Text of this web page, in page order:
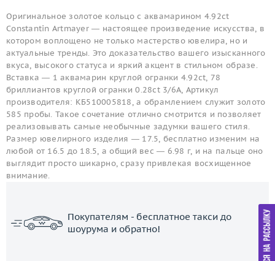
Оригинальное золотое кольцо с аквамарином 4.92ct
Constantin Artmayer — настоящее произведение искусства, в
котором воплощено не только мастерство ювелира, но и
актуальные тренды. Это доказательство вашего изысканного
вкуса, высокого статуса и яркий акцент в стильном образе.
Вставка — 1 аквамарин круглой огранки 4.92ct, 78
бриллиантов круглой огранки 0.28ct 3/6A, Артикул
производителя: КБ510005818, а обрамлением служит золото
585 пробы. Такое сочетание отлично смотрится и позволяет
реализовывать самые необычные задумки вашего стиля.
Размер ювелирного изделия — 17.5, бесплатно изменим на
любой от 16.5 до 18.5, а общий вес — 6.98 г, и на пальце оно
выглядит просто шикарно, сразу привлекая восхищенное
внимание.
Покупателям - бесплатное такси до
шоурума и обратно!